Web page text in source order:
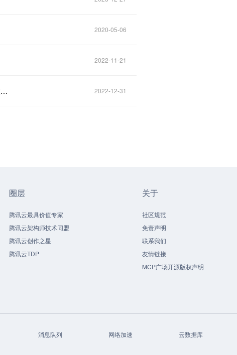
2020-05-06
2022-11-21
斩获双料大奖，神州数码荣获“CSDN 2022中国开发者影响力年度榜单”年度数字化创新企业奖、年度IT图书奖 2022-12-31
圈层
腾讯云最具价值专家
腾讯云架构师技术同盟
腾讯云创作之星
腾讯云TDP
关于
社区规范
免责声明
联系我们
友情链接
MCP广场开源版权声明
消息队列 网络加速 云数据库